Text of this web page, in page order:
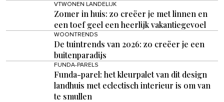
VTWONEN LANDELIJK
Zomer in huis: zo creëer je met linnen en
een toef geel een heerlijk vakantiegevoel
WOONTRENDS
De tuintrends van 2026: zo creëer je een
buitenparadijs
FUNDA-PARELS
Funda-parel: het kleurpalet van dit design
landhuis met eclectisch interieur is om van
te smullen